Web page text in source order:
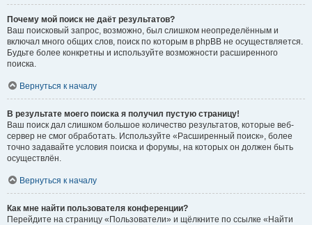
Почему мой поиск не даёт результатов?
Ваш поисковый запрос, возможно, был слишком неопределённым и
включал много общих слов, поиск по которым в phpBB не осуществляется.
Будьте более конкретны и используйте возможности расширенного
поиска.
Вернуться к началу
В результате моего поиска я получил пустую страницу!
Ваш поиск дал слишком большое количество результатов, которые веб-
сервер не смог обработать. Используйте «Расширенный поиск», более
точно задавайте условия поиска и форумы, на которых он должен быть
осуществлён.
Вернуться к началу
Как мне найти пользователя конференции?
Перейдите на страницу «Пользователи» и щёлкните по ссылке «Найти